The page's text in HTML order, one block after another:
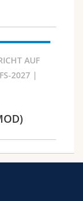
AUF
2027 |